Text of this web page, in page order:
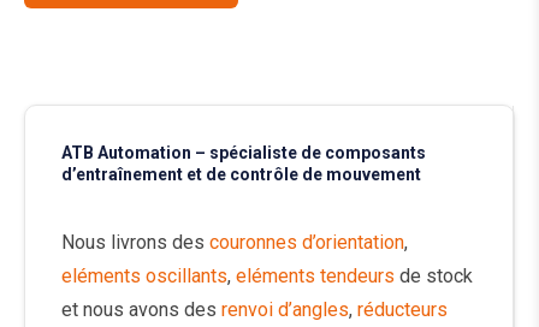
ATB Automation – spécialiste de composants
d’entraînement et de contrôle de mouvement
Nous livrons des couronnes d’orientation,
eléments oscillants, eléments tendeurs de stock
et nous avons des renvoi d’angles, réducteurs